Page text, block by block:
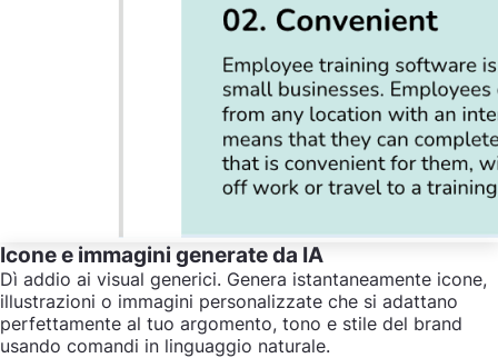
Icone e immagini generate da IA
Dì addio ai visual generici. Genera istantaneamente icone,
illustrazioni o immagini personalizzate che si adattano
perfettamente al tuo argomento, tono e stile del brand
usando comandi in linguaggio naturale.